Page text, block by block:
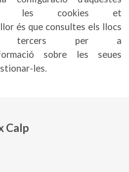
les cookies et
és que consultes els llocs
tercers per a
sobre les seues
les.
Calp